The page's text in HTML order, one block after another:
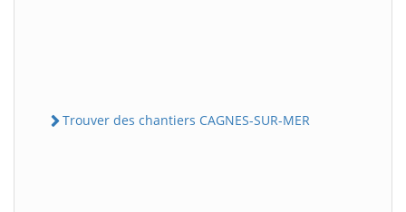
Trouver des chantiers CAGNES-SUR-MER